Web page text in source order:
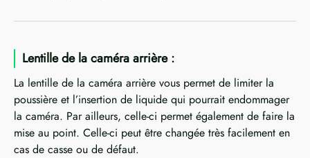
Lentille de la caméra arrière :
La lentille de la caméra arrière vous permet de limiter la
poussière et l’insertion de liquide qui pourrait endommager
la caméra. Par ailleurs, celle-ci permet également de faire la
mise au point. Celle-ci peut être changée très facilement en
cas de casse ou de défaut.